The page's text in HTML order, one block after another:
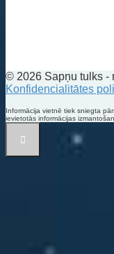
© 2026 Sapņu tulks -
Konfidencialitātes
Informācija vietnē tiek sniegta
ievietotās informācijas